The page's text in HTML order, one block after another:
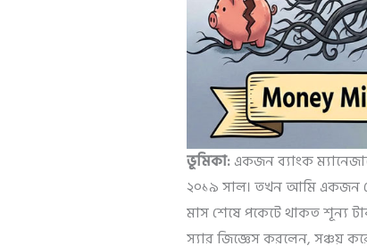
ভূমিকা:একজন ব্যাংক
২০১৯ সাল। তখন আমি একজন
মাস শেষে পকেটে থাকত শূন্য
স্যার জিজ্ঞেস করলেন, সঞ্চয়